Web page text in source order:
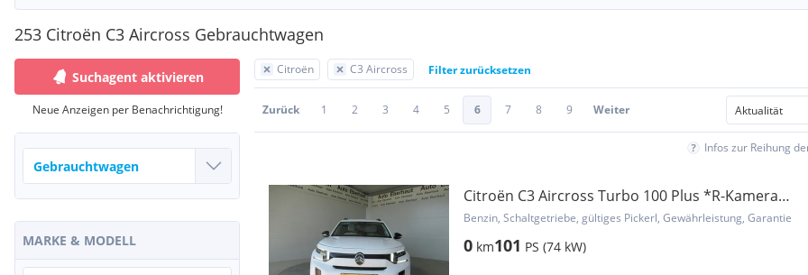
253 Citroën C3 Aircross Gebrauchtwagen
Citroën C3 Aircross Filter zurücksetzen
Zurück 1 2 3 4 5 6 7 8 9 Weiter
Infos zur Reihung
Citroën C3 Aircross Turbo 100 Plus *R-Kamera
*LED *Tem...
Benzin, Schaltgetriebe, gültiges Pickerl, Gewährleistung, Garantie
0 km101 PS (74 kW)
Suchagent aktivieren
Neue Anzeigen per Benachrichtigung!
MARKE & MODELL